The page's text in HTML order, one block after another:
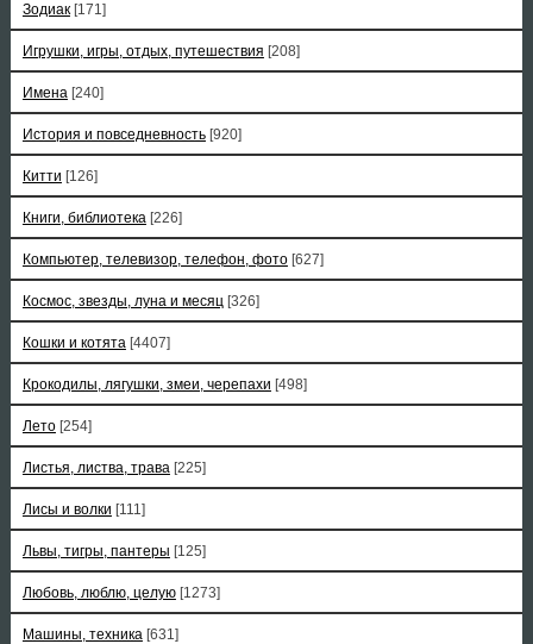
Зодиак [171]
Игрушки, игры, отдых, путешествия [208]
Имена [240]
История и повседневность [920]
Китти [126]
Книги, библиотека [226]
Компьютер, телевизор, телефон, фото [627]
Космос, звезды, луна и месяц [326]
Кошки и котята [4407]
Крокодилы, лягушки, змеи, черепахи [498]
Лето [254]
Листья, листва, трава [225]
Лисы и волки [111]
Львы, тигры, пантеры [125]
Любовь, люблю, целую [1273]
Машины, техника [631]